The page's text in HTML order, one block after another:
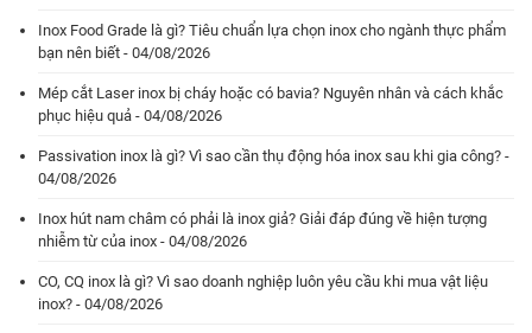
Inox Food Grade là gì? Tiêu chuẩn lựa chọn inox cho ngành thực phẩm
bạn nên biết - 04/08/2026
Mép cắt Laser inox bị cháy hoặc có bavia? Nguyên nhân và cách khắc
phục hiệu quả - 04/08/2026
Passivation inox là gì? Vì sao cần thụ động hóa inox sau khi gia công? -
04/08/2026
Inox hút nam châm có phải là inox giả? Giải đáp đúng về hiện tượng
nhiễm từ của inox - 04/08/2026
CO, CQ inox là gì? Vì sao doanh nghiệp luôn yêu cầu khi mua vật liệu
inox? - 04/08/2026